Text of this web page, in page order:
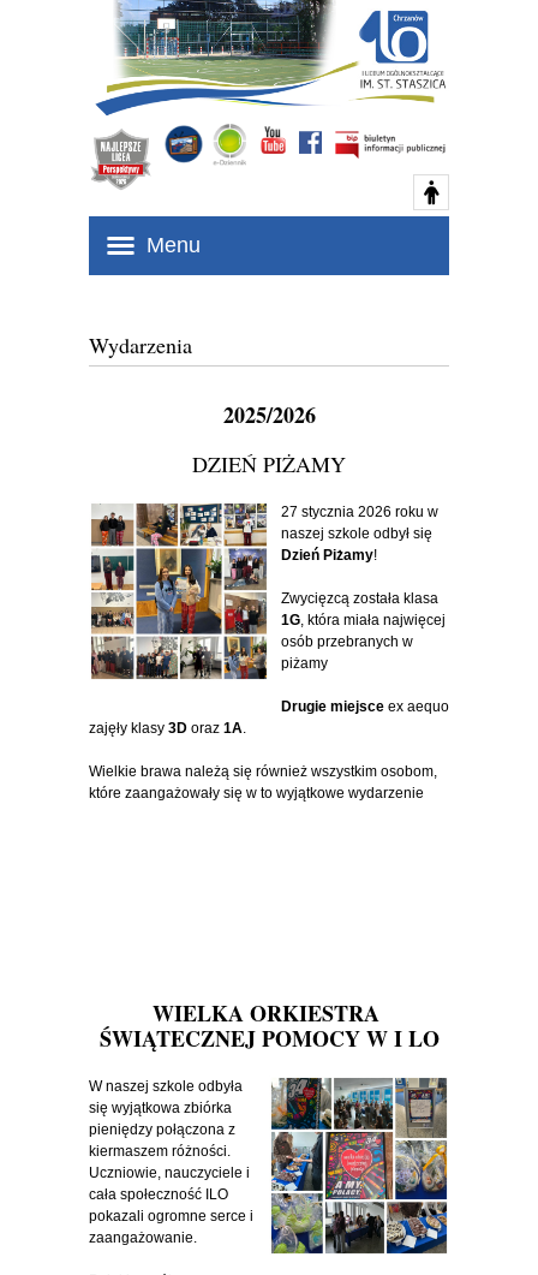
Menu
Wydarzenia
2025/2026
DZIEŃ PIŻAMY
27 stycznia 2026 roku w
naszej szkole odbył się
Dzień Piżamy!
Zwycięzcą została klasa
1G, która miała najwięcej
osób przebranych w
piżamy
Drugie miejsce ex aequo
zajęły klasy 3D oraz 1A.
Wielkie brawa należą się również wszystkim osobom,
które zaangażowały się w to wyjątkowe wydarzenie
WIELKA ORKIESTRA
ŚWIĄTECZNEJ POMOCY W I LO
W naszej szkole odbyła
się wyjątkowa zbiórka
pieniędzy połączona z
kiermaszem różności.
Uczniowie, nauczyciele i
cała społeczność ILO
pokazali ogromne serce i
zaangażowanie.